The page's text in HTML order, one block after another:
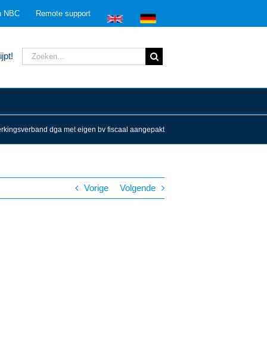
NBC Remote support
Zoeken
naar:
dga met eigen bv fiscaal aangepakt
Vorige Volgende